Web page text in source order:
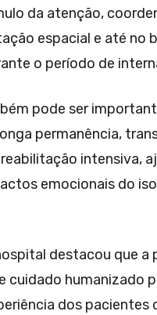
da atenção,
espacial e até no
o período de
pode ser
permanência,
intensiva,
emocionais do
destacou que a
cuidado humanizado
dos pacientes